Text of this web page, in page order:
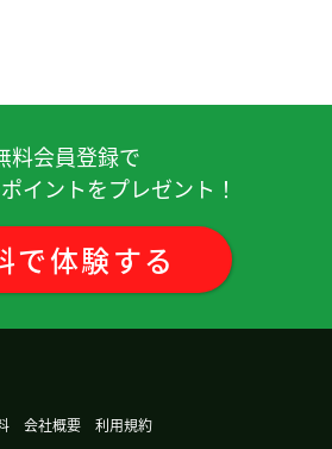
着急的性格可能有计划性的侧
冒。老人没有完全恢复。没有
( 男性 )
的时候，请告诉我中国春节的
下次也有机会的话，请多多关
料会員登録で
イントをプレゼント！
で体験する
会社概要
利用規約